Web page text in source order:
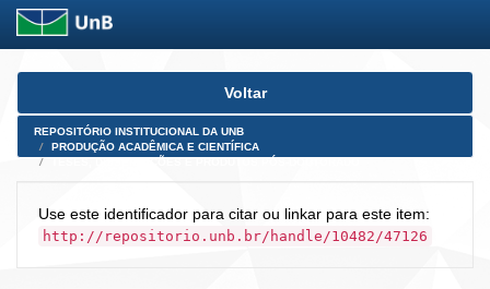
Skip
Voltar
REPOSITÓRIO INSTITUCIONAL DA UNB
PRODUÇÃO ACADÊMICA E CIENTÍFICA
Use este identificador para citar ou linkar para este item:
http://repositorio.unb.br/handle/10482/47126